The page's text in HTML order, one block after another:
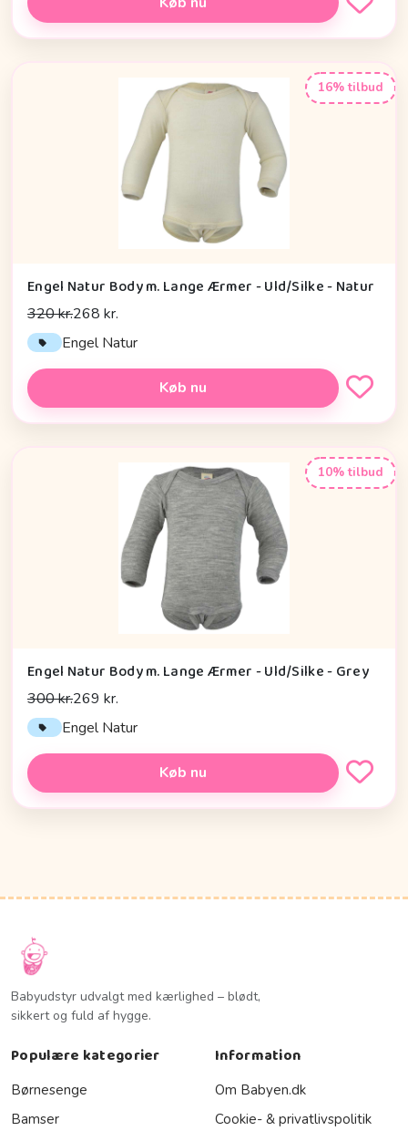
16% tilbud
Engel Natur Body m. Lange Ærmer - Uld/Silke - Natur
320 kr.268 kr.
Engel Natur
Køb nu
10% tilbud
Engel Natur Body m. Lange Ærmer - Uld/Silke - Grey
300 kr.269 kr.
Engel Natur
Køb nu
Babyudstyr udvalgt med kærlighed – blødt,
sikkert og fuld af hygge.
Populære kategorier
Børnesenge
Bamser
Information
Om Babyen.dk
Cookie- & privatlivspolitik